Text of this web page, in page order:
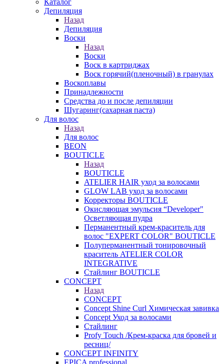
Каталог
Депиляция
Назад
Депиляция
Воски
Назад
Воски
Воск в картриджах
Воск горячий(пленочный) в гранулах
Воскоплавы
Принадлежности
Средства до и после депиляции
Шугаринг(сахарная паста)
Для волос
Назад
Для волос
BEON
BOUTICLE
Назад
BOUTICLE
ATELIER HAIR уход за волосами
GLOW LAB уход за волосами
Корректоры BOUTICLE
Окисляющая эмульсия “Developer"
Осветляющая пудра
Перманентный крем-краситель для
волос "EXPERT COLOR" BOUTICLE
Полуперманентный тонировочный
краситель ATELIER COLOR
INTEGRATIVE
Стайлинг BOUTICLE
CONCEPT
Назад
CONCEPT
Concept Shine Curl Химическая завивка
Concept Уход за волосами
Стайлинг
Profy Touch /Крем-краска для бровей и
ресниц/
CONCEPT INFINITY
EPICA professional